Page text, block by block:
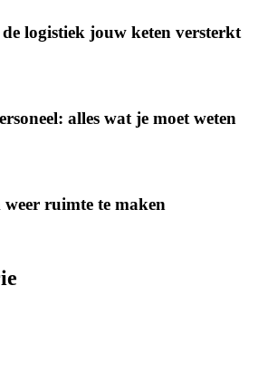
logistiek jouw keten versterkt
alles wat je moet weten
ruimte te maken